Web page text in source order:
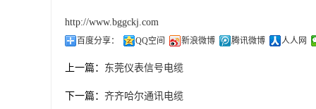
http://www.bggckj.com
百度分享： QQ空间 新浪微博 腾讯微博 人人网
上一篇： 东莞仪表信号电缆
下一篇： 齐齐哈尔通讯电缆